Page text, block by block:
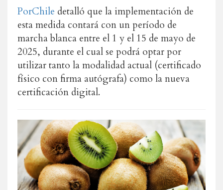
PorChile detalló que la implementación de
esta medida contará con un período de
marcha blanca entre el 1 y el 15 de mayo de
2025, durante el cual se podrá optar por
utilizar tanto la modalidad actual (certificado
físico con firma autógrafa) como la nueva
certificación digital.